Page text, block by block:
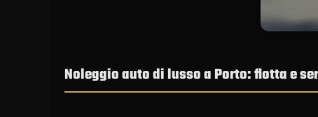
Noleggio auto di lusso a Porto: flotta e